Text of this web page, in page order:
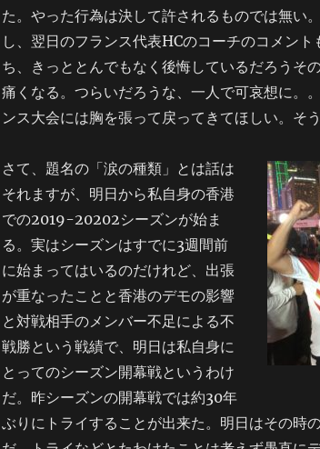
た。やった行為は決して許されるものでは無い
し、翌日のフランス代表HCのコーチのコメン
ち、きっととんでもなく後悔しているだろうそ
痛くなる。つらいだろうな、一人で可哀想に。
ンス大会には胸を張って戻ってきてほしい。そう
さて、題名の「涙の種類」とは話は
それますが、明日から私自身の香港
での2019-20202シーズンが始ま
る。実はシーズンはすでに3週間前
に始まってはいるのだけれど、出張
が重なったことと香港のデモの影響
と対戦相手のメンバー不足による不
戦勝という戦績で、明日は私自身に
とってのシーズン開幕戦というわけ
だ。昨シーズンの開幕戦では約30年
ぶりにトライすることが出来た。明日はその時